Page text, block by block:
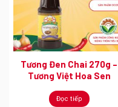
Tương Đen Chai 270g –
Tương Việt Hoa Sen
Đọc tiếp